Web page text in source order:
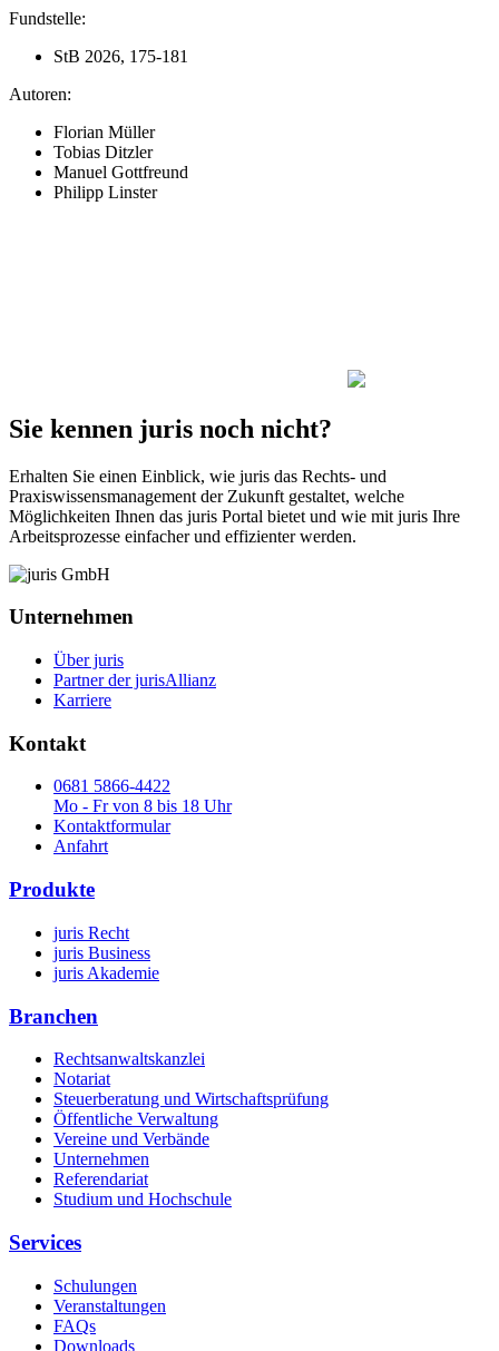
Fundstelle:
StB 2026, 175-181
Autoren:
Florian Müller
Tobias Ditzler
Manuel Gottfreund
Philipp Linster
Sie kennen juris noch nicht?
Erhalten Sie einen Einblick, wie juris das Rechts- und
Praxiswissensmanagement der Zukunft gestaltet, welche
Möglichkeiten Ihnen das juris Portal bietet und wie mit juris Ihre
Arbeitsprozesse einfacher und effizienter werden.
Unternehmen
Über juris
Partner der jurisAllianz
Karriere
Kontakt
0681 5866-4422
Mo - Fr von 8 bis 18 Uhr
Kontaktformular
Anfahrt
Produkte
juris Recht
juris Business
juris Akademie
Branchen
Rechtsanwaltskanzlei
Notariat
Steuerberatung und Wirtschaftsprüfung
Öffentliche Verwaltung
Vereine und Verbände
Unternehmen
Referendariat
Studium und Hochschule
Services
Schulungen
Veranstaltungen
FAQs
Downloads